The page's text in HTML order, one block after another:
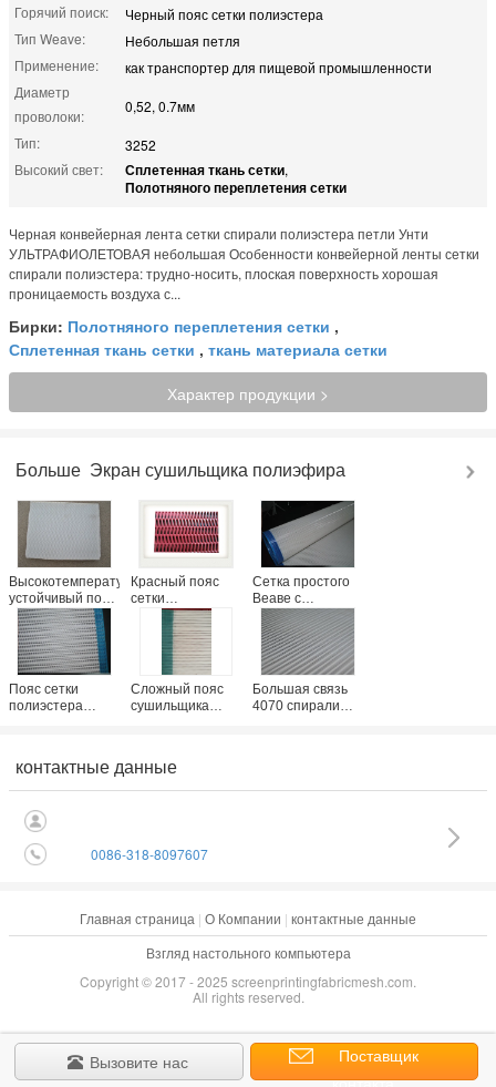
Горячий поиск:
Черный пояс сетки полиэстера
Тип Weave:
Небольшая петля
Применение:
как транспортер для пищевой промышленности
Диаметр
проволоки:
0,52, 0.7мм
Тип:
3252
Высокий свет:
Сплетенная ткань сетки,
Полотняного переплетения сетки
Черная конвейерная лента сетки спирали полиэстера петли Унти
УЛЬТРАФИОЛЕТОВАЯ небольшая Особенности конвейерной ленты сетки
спирали полиэстера: трудно-носить, плоская поверхность хорошая
проницаемость воздуха с...
Бирки: Полотняного переплетения сетки ,
Сплетенная ткань сетки , ткань материала сетки
Характер продукции >
Больше Экран сушильщика полиэфира
Высокотемпературный
устойчивый пояс
сетки
полиэстера с
белизной
используемой
для нечистот
Красный пояс
сетки
полиэстера с
спиральным
транспортером
для Деватеринг
сушильщика/
шуги еды
Сетка простого
Веаве с
спиральным
сушильщиком
транспортера
для машины для
просушки
Пояс сетки
полиэстера
экраном
сушильщика для
Сложный пояс
сушильщика
спиральным
Веаве для
Большая связь
4070 спирали
питания
контактные данные
0086-318-8097607
Главная страница | О Компании | контактные данные
Взгляд настольного компьютера
Copyright © 2017 - 2025 screenprintingfabricmesh.com.
All rights reserved.
Вызовите нас
Поставщик
контакта